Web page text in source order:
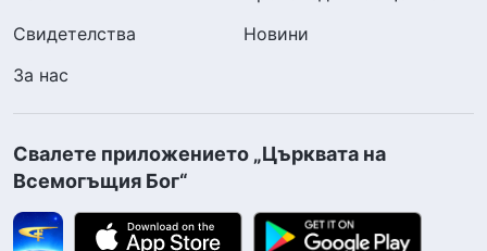
Свидетелства
Новини
За нас
Свалете приложението „Църквата на
Всемогъщия Бог“